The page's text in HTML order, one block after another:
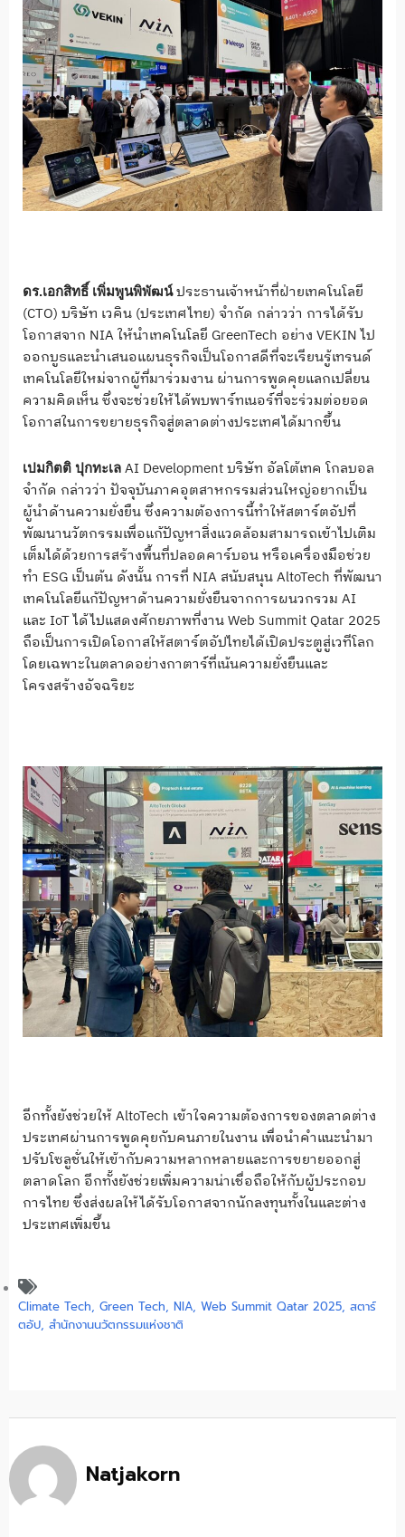
ดร.เอกสิทธิ์ เพิ่มพูนพิพัฒน์ประธานเจ้าหน้าที่ฝ่ายเทคโนโลยี
(CTO) บริษัท เวคิน (ประเทศไทย) จำกัด กล่าวว่า การได้รับ
โอกาสจาก NIA ให้นำเทคโนโลยี GreenTech อย่าง VEKIN ไป
ออกบูธและนำเสนอแผนธุรกิจเป็นโอกาสดีที่จะเรียนรู้เทรนด์
เทคโนโลยีใหม่จากผู้ที่มาร่วมงาน ผ่านการพูดคุยแลกเปลี่ยน
ความคิดเห็น ซึ่งจะช่วยให้ได้พบพาร์ทเนอร์ที่จะร่วมต่อยอด
โอกาสในการขยายธุรกิจสู่ตลาดต่างประเทศได้มากขึ้น
เปมกิตติ ปุกทะเล AI Development บริษัท อัลโต้เทค โกลบอล
จำกัด กล่าวว่า ปัจจุบันภาคอุตสาหกรรมส่วนใหญ่อยากเป็น
ผู้นำด้านความยั่งยืน ซึ่งความต้องการนี้ทำให้สตาร์ตอัปที่
พัฒนานวัตกรรมเพื่อแก้ปัญหาสิ่งแวดล้อมสามารถเข้าไปเติม
เต็มได้ด้วยการสร้างพื้นที่ปลอดคาร์บอน หรือเครื่องมือช่วย
ทำ ESG เป็นต้น ดังนั้น การที่ NIA สนับสนุน AltoTech ที่พัฒนา
เทคโนโลยีแก้ปัญหาด้านความยั่งยืนจากการผนวกรวม AI
และ IoT ได้ไปแสดงศักยภาพที่งาน Web Summit Qatar 2025
ถือเป็นการเปิดโอกาสให้สตาร์ตอัปไทยได้เปิดประตูสู่เวทีโลก
โดยเฉพาะในตลาดอย่างกาตาร์ที่เน้นความยั่งยืนและ
โครงสร้างอัจฉริยะ
อีกทั้งยังช่วยให้ AltoTech เข้าใจความต้องการของตลาดต่าง
ประเทศผ่านการพูดคุยกับคนภายในงาน เพื่อนำคำแนะนำมา
ปรับโซลูชั่นให้เข้ากับความหลากหลายและการขยายออกสู่
ตลาดโลก อีกทั้งยังช่วยเพิ่มความน่าเชื่อถือให้กับผู้ประกอบ
การไทย ซึ่งส่งผลให้ได้รับโอกาสจากนักลงทุนทั้งในและต่าง
ประเทศเพิ่มขึ้น
Climate Tech, Green Tech, NIA, Web Summit Qatar 2025, สตาร์
ตอัป, สำนักงานนวัตกรรมแห่งชาติ
Natjakorn